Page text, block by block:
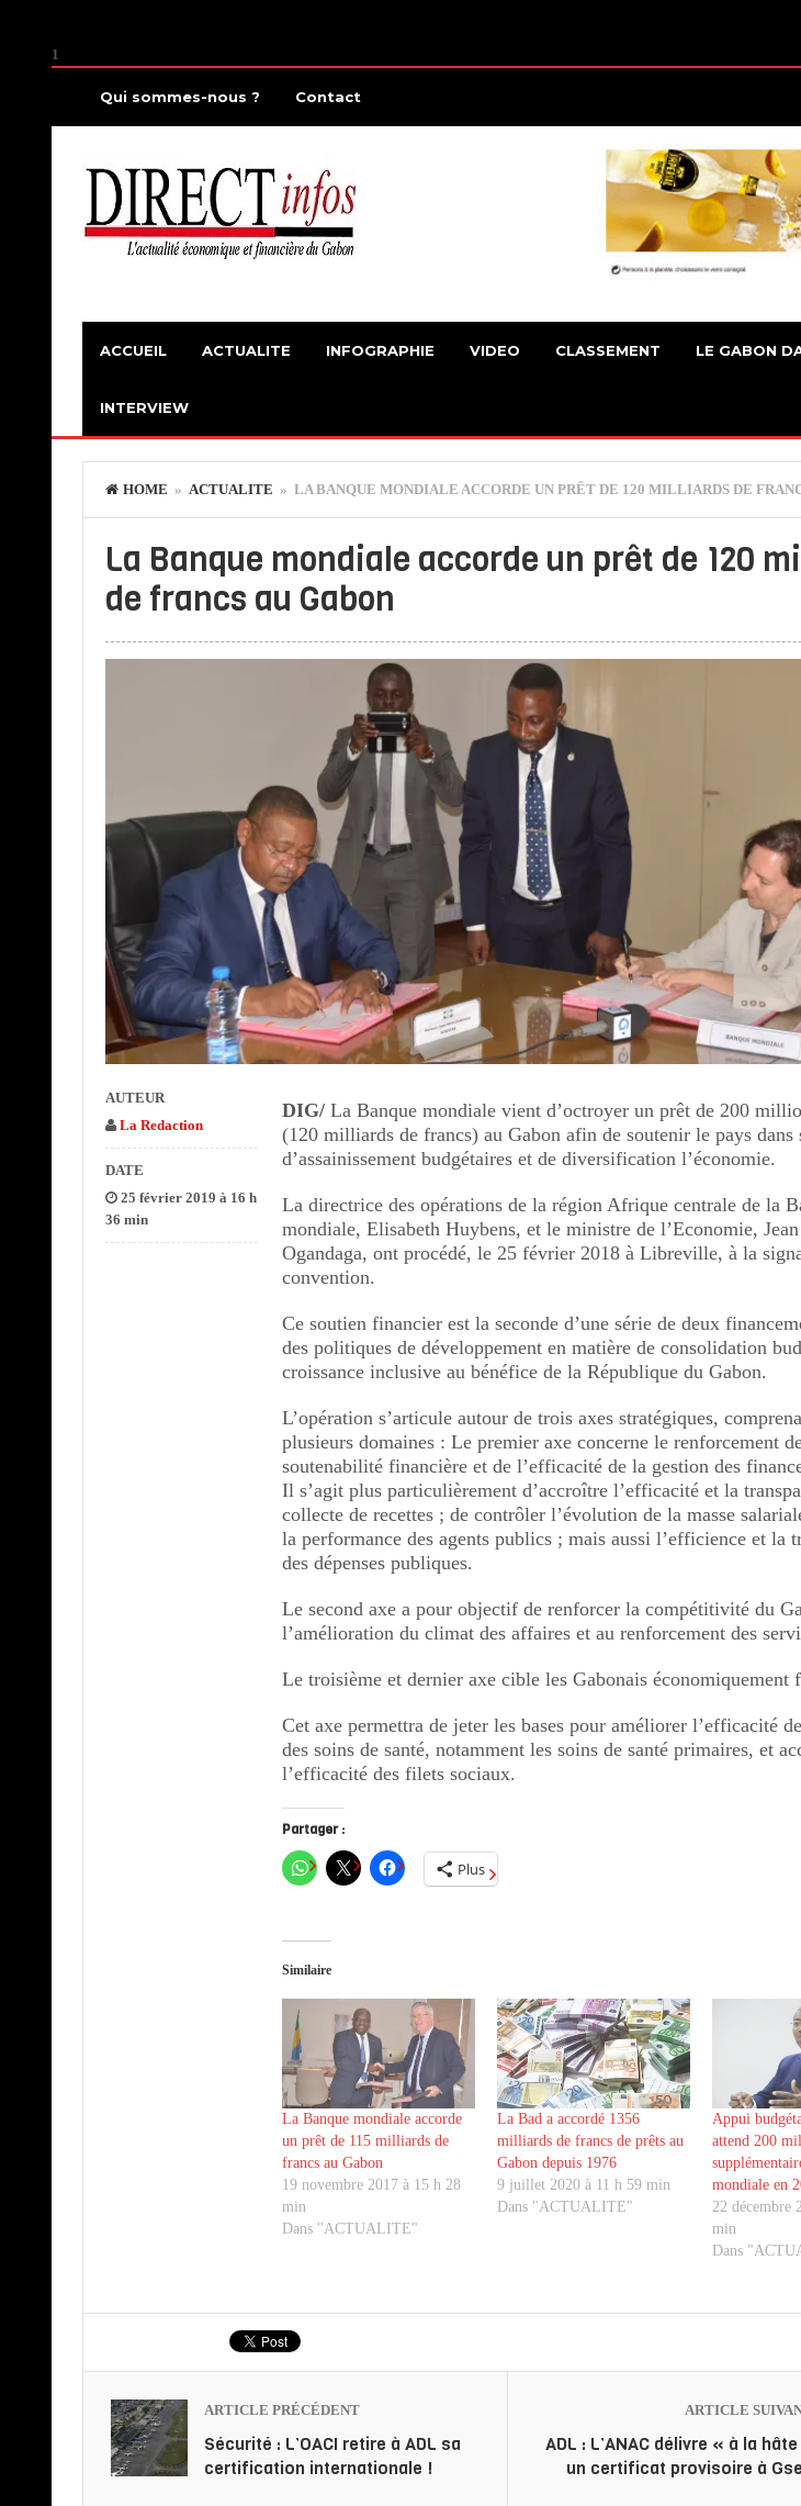
1
Qui sommes-nous ? Contact
ACCUEIL ACTUALITE INFOGRAPHIE VIDEO CLASSEMENT LE GABON
INTERVIEW
HOME » ACTUALITE » LA BANQUE MONDIALE ACCORDE UN PRÊT DE 120 MILLIARDS DE
La Banque mondiale accorde un prêt de 120
de francs au Gabon
DIG/ La Banque mondiale vient d’octroyer un prêt de 200
(120 milliards de francs) au Gabon afin de soutenir le pays dans
d’assainissement budgétaires et de diversification l’économie.
La directrice des opérations de la région Afrique centrale de la
mondiale, Elisabeth Huybens, et le ministre de l’Economie,
Ogandaga, ont procédé, le 25 février 2018 à Libreville, à la
convention.
Ce soutien financier est la seconde d’une série de deux
des politiques de développement en matière de consolidation
croissance inclusive au bénéfice de la République du Gabon.
L’opération s’articule autour de trois axes stratégiques,
plusieurs domaines : Le premier axe concerne le renforcement
soutenabilité financière et de l’efficacité de la gestion des
Il s’agit plus particulièrement d’accroître l’efficacité et la
collecte de recettes ; de contrôler l’évolution de la masse
la performance des agents publics ; mais aussi l’efficience et la
des dépenses publiques.
Le second axe a pour objectif de renforcer la compétitivité du
l’amélioration du climat des affaires et au renforcement des
Le troisième et dernier axe cible les Gabonais économiquement
Cet axe permettra de jeter les bases pour améliorer l’efficacité
des soins de santé, notamment les soins de santé primaires, et
l’efficacité des filets sociaux.
Partager :
Plus
Similaire
La Banque mondiale accorde
un prêt de 115 milliards de
francs au Gabon
19 novembre 2017 à 15 h 28
min
Dans "ACTUALITE"
La Bad a accordé 1356
milliards de francs de prêts au
Gabon depuis 1976
9 juillet 2020 à 11 h 59 min
Dans "ACTUALITE"
Appui
attend 200
mondiale en
22 décembre
min
Dans
AUTEUR
La Redaction
DATE
25 février 2019 à 16 h
36 min
ARTICLE PRÉCÉDENT
Sécurité : L’OACI retire à ADL sa
certification internationale !
ARTICLE
ADL : L’ANAC délivre « à la
un certificat provisoire à